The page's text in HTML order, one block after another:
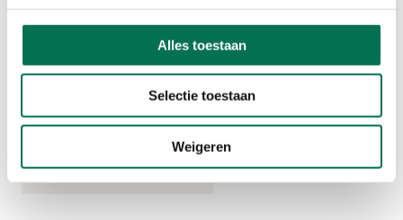
Alles toestaan
Selectie toestaan
Weigeren
Ma t/m vr 08:00 tot 16:30 uur
078 - 770 85 85
Stuur ons een bericht